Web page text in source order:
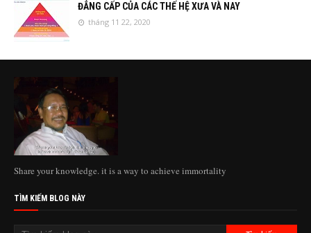
ĐẲNG CẤP CỦA CÁC THẾ HỆ XƯA VÀ NAY
tháng 11 22, 2020
Share your knowledge. it is a way to achieve immortality
TÌM KIẾM BLOG NÀY